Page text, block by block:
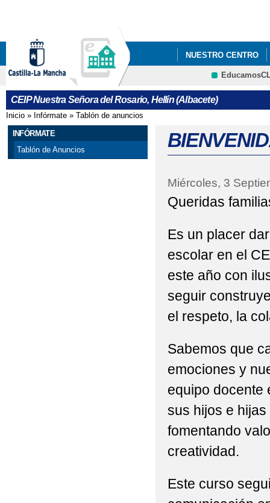
NUESTRO CENTRO
ELECCIONES
PERICOLES
CEIP Nuestra Señora del Rosario, Hellín (Albacete)
Se encuentra usted aquí
Inicio » Infórmate » Tablón de anuncios
INFÓRMATE
Tablón de Anuncios
Miércoles, 3
Queridas
Es un placer
escolar en el
este año con
seguir
el respeto, la
Sabemos que
emociones y
equipo docente
sus hijos e
fomentando
creatividad.
Este curso